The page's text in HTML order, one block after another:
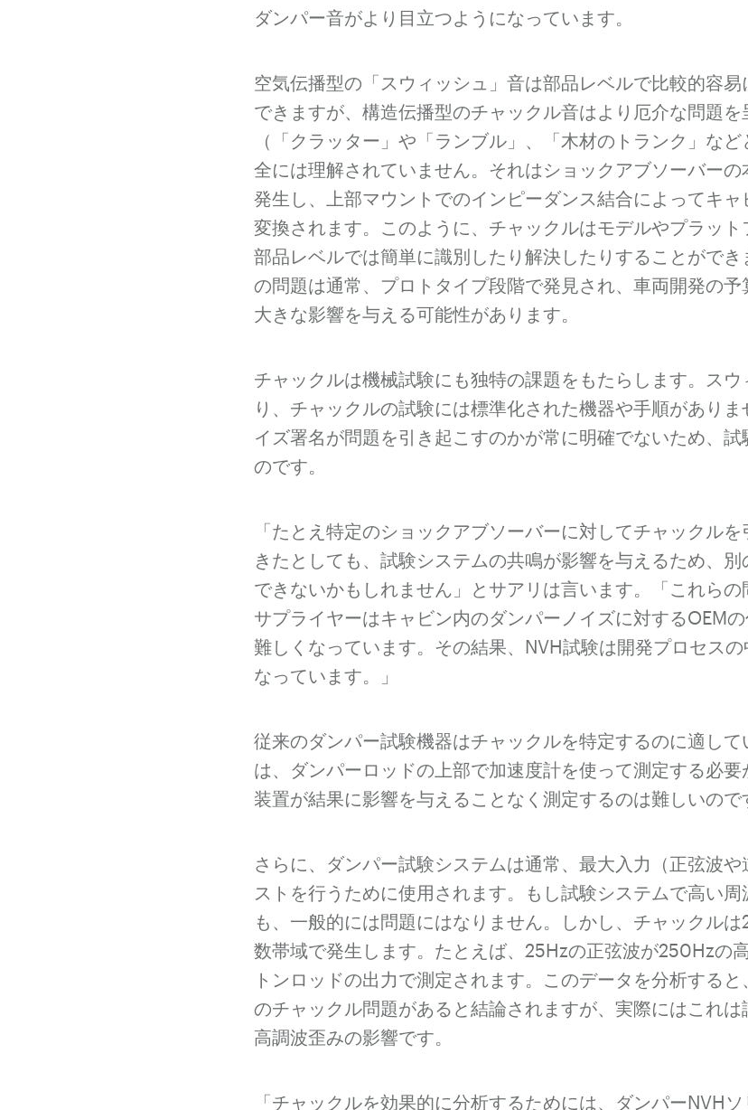
ダンパー音がより目立つようになっています。
空気伝播型の「スウィッシュ」音は部品レベルで比較的容
できますが、構造伝播型のチャックル音はより厄介な問題
（「クラッター」や「ランブル」、「木材のトランク」な
全には理解されていません。それはショックアブソーバー
発生し、上部マウントでのインピーダンス結合によってキ
変換されます。このように、チャックルはモデルやプラット
部品レベルでは簡単に識別したり解決したりすることがで
の問題は通常、プロトタイプ段階で発見され、車両開発の
大きな影響を与える可能性があります。
チャックルは機械試験にも独特の課題をもたらします。ス
り、チャックルの試験には標準化された機器や手順があり
イズ署名が問題を引き起こすのかが常に明確でないため、
のです。
「たとえ特定のショックアブソーバーに対してチャックル
きたとしても、試験システムの共鳴が影響を与えるため、
できないかもしれません」とサアリは言います。「これら
サプライヤーはキャビン内のダンパーノイズに対するOEM
難しくなっています。その結果、NVH試験は開発プロセス
なっています。」
従来のダンパー試験機器はチャックルを特定するのに適し
は、ダンパーロッドの上部で加速度計を使って測定する必
装置が結果に影響を与えることなく測定するのは難しいので
さらに、ダンパー試験システムは通常、最大入力（正弦波
ストを行うために使用されます。もし試験システムで高い
も、一般的には問題にはなりません。しかし、チャックル
数帯域で発生します。たとえば、25Hzの正弦波が250Hzの
トンロッドの出力で測定されます。このデータを分析する
のチャックル問題があると結論されますが、実際にはこれ
高調波歪みの影響です。
「チャックルを効果的に分析するためには、ダンパーNVH